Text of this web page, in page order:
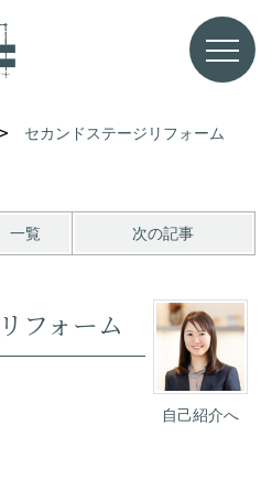
セカンドステージリフォーム
一覧 次の記事
自己紹介へ
フォーム